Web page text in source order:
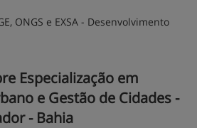
ONGS e EXSA - Desenvolvimento
Especialização em
e Gestão de Cidades -
- Bahia